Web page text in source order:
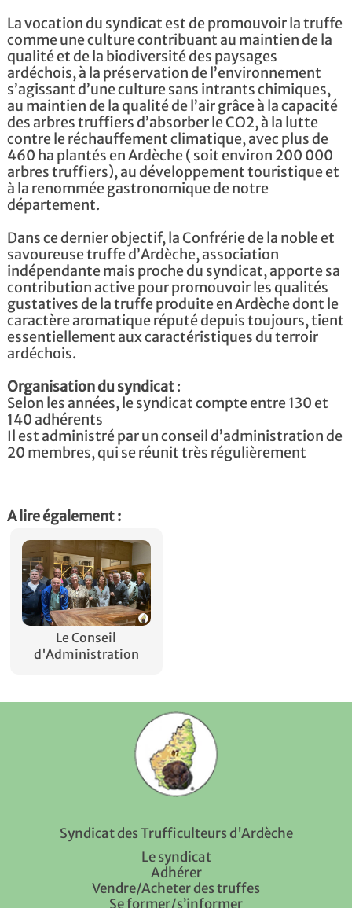
La vocation du syndicat est de promouvoir la truffe
comme une culture contribuant au maintien de la
qualité et de la biodiversité des paysages
ardéchois, à la préservation de l’environnement
s’agissant d’une culture sans intrants chimiques,
au maintien de la qualité de l’air grâce à la capacité
des arbres truffiers d’absorber le CO2, à la lutte
contre le réchauffement climatique, avec plus de
460 ha plantés en Ardèche ( soit environ 200 000
arbres truffiers), au développement touristique et
à la renommée gastronomique de notre
département.
Dans ce dernier objectif, la Confrérie de la noble et
savoureuse truffe d’Ardèche, association
indépendante mais proche du syndicat, apporte sa
contribution active pour promouvoir les qualités
gustatives de la truffe produite en Ardèche dont le
caractère aromatique réputé depuis toujours, tient
essentiellement aux caractéristiques du terroir
ardéchois.
Organisation du syndicat:
Selon les années, le syndicat compte entre 130 et
140 adhérents
Il est administré par un conseil d’administration de
20 membres, qui se réunit très régulièrement
A lire également :
Le Conseil
d'Administration
Syndicat des Trufficulteurs d'Ardèche
Le syndicat
Adhérer
Vendre/Acheter des truffes
Se former/s’informer